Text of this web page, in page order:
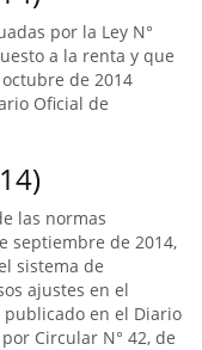
por la Ley N°
a la renta y que
de 2014
Oficial de
las normas
septiembre de 2014,
sistema de
ajustes en el
en el Diario
Circular N° 42, de